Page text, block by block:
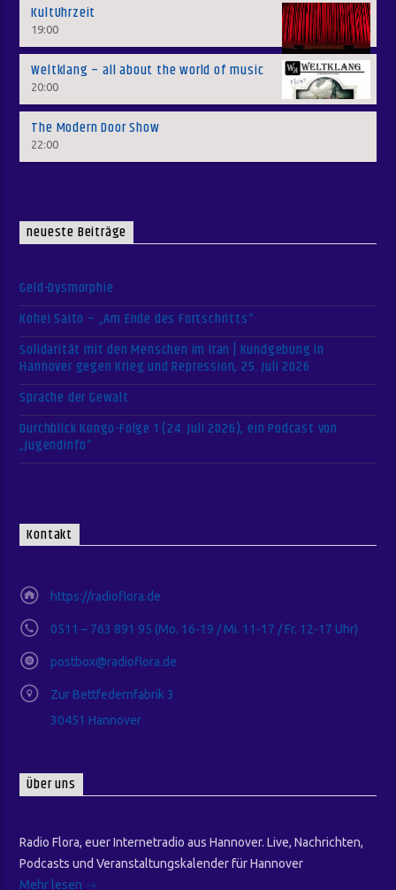
KultUhrzeit
19:00
Weltklang – all about the world of music
20:00
The Modern Door Show
22:00
neueste Beiträge
Geld-Dysmorphie
Kohei Saito – „Am Ende des Fortschritts“
Solidarität mit den Menschen im Iran | Kundgebung in
Hannover gegen Krieg und Repression, 25. Juli 2026
Sprache der Gewalt
Durchblick Kongo-Folge 1 (24. Juli 2026), ein Podcast von
„Jugendinfo“
Kontakt
https://radioflora.de
0511 – 763 891 95 (Mo. 16-19 / Mi. 11-17 / Fr. 12-17 Uhr)
postbox@radioflora.de
Zur Bettfedernfabrik 3
30451 Hannover
Über uns
Radio Flora, euer Internetradio aus Hannover. Live, Nachrichten,
Podcasts und Veranstaltungskalender für Hannover
Mehr lesen